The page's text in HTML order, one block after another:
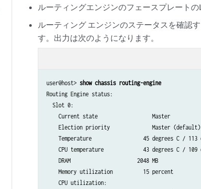
ルーティングエンジンのフェースプレートの
ルーティング エンジンのステータスを確認す
す。出力は次のようになります。
user@host> show chassis routing-engine
Routing Engine status:
  Slot 0:
    Current state                  Master
    Election priority              Master (default)
Temperature                 45 degrees C / 113
CPU temperature             43 degrees C / 109
    DRAM                      2048 MB
    Memory utilization          15 percent
    CPU utilization: